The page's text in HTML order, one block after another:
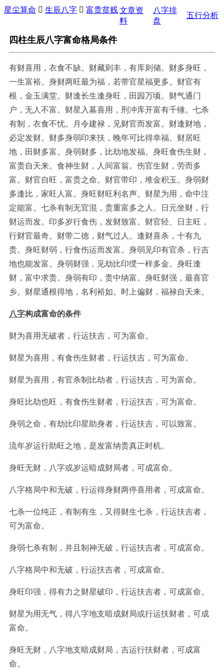
星尘算命  生辰八字  富贵贫贱 文章资
料
八字排
盘
五行分析
四柱生辰八字富命格局条件
有财喜用，衣食不缺。财藏则丰，有库则储。财多身旺，
一生富裕。身财两旺最为福，若带官星福更多。财官有
根，金玉满堂。财逢长生逢身旺，田园万顷。财气通门
户，无人不富。财星入墓喜用，刑冲库开富有千锺。七杀
有制，衣食不忧。月令建禄，见财官而发富。财逢财地，
必定发财。财多身弱印来扶，晚年可比得幸福。财居旺
地，田财多富。身弱财多，比劫地发福。身旺食伤生财，
富贵自天来。食神生财，人间富翁。伤官生财，劳而多
富。财官自旺，富贵之命。财官带印，堆金积玉。身弱财
多逢比，家旺人富。身旺财旺利名声。财星为用，命中注
定能富。七杀有制无官混，贵重富多之人。日元坐财，行
财运而发。印多岁行食伤，发财致富。财官轻、日主旺，
行财官最奇。财带二德，财气过人。逢财喜杀，十有九
贵。身旺财弱，行食伤运而发富。身弱见印有官杀，行吉
地也能发富。身弱财强，见劫比印绶一样多金。身旺逢
财，富中求贵。身弱有印，贵中纳富。身旺财强，最喜官
乡。财星通根得地，名利裕如。时上偏财，福禄自天来。
八字构成富命的条件
财为喜用无破者，行运扶吉，可为富命。
财星为喜用，有食伤生财者，行运扶吉，可为富命。
财星为喜用，有官杀制比劫者，行运扶吉，可为富命。
身旺比劫也旺，有食伤生财者，行运扶吉，可为富命。
身弱之命，有劫比印星助身者，行运扶吉，可以致富。
流年岁运行助旺之地，是发富纳贵真正时机。
身旺无财，八字或岁运暗成财局者，可成富命。
八字格局中和无破，行运得身财两停喜用者，可成富命。
七杀一位纯正，有制有生，又得财生七杀，行运扶吉者，
可为富命。
身弱七杀有制，并且制神无破，行运扶吉者，可成富命。
八字格局中和无破，行运扶吉者，可成富命。
身旺印强，得有力之财星破印，行运扶吉者，可成富命。
财星为用无气，得八字地支暗成财局或行运扶财者，可成
富命。
身旺无财，八字地支暗成财局，吉运行扶财者，可成富
命。